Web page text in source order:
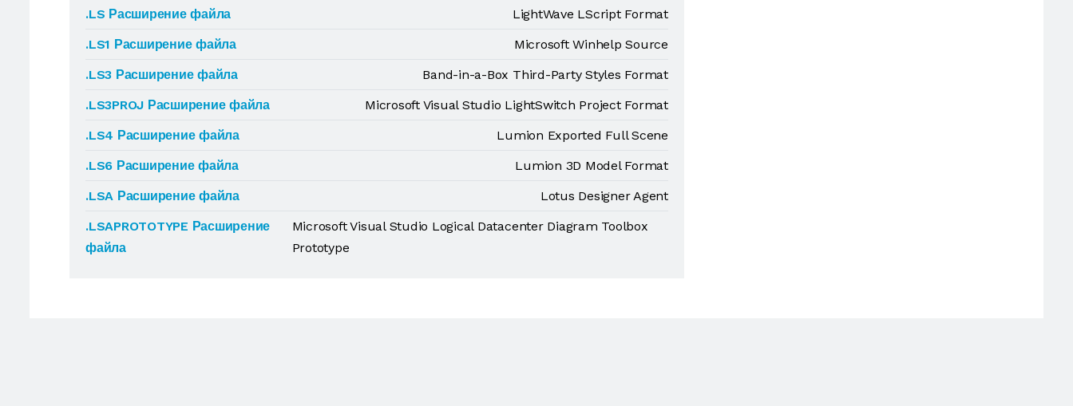
.LS Расширение файла
LightWave LScript Format
.LS1 Расширение файла
Microsoft Winhelp Source
.LS3 Расширение файла
Band-in-a-Box Third-Party Styles Format
.LS3PROJ Расширение файла
Microsoft Visual Studio LightSwitch Project Format
.LS4 Расширение файла
Lumion Exported Full Scene
.LS6 Расширение файла
Lumion 3D Model Format
.LSA Расширение файла
Lotus Designer Agent
.LSAPROTOTYPE Расширение
файла
Microsoft Visual Studio Logical Datacenter Diagram Toolbox
Prototype